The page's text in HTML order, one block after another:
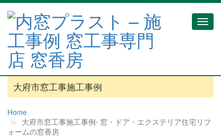
大府市窓工事施工事例
Home
大府市窓工事施工事例‐ 窓・ドア・エクステリア住宅リフ
ォームの窓香房